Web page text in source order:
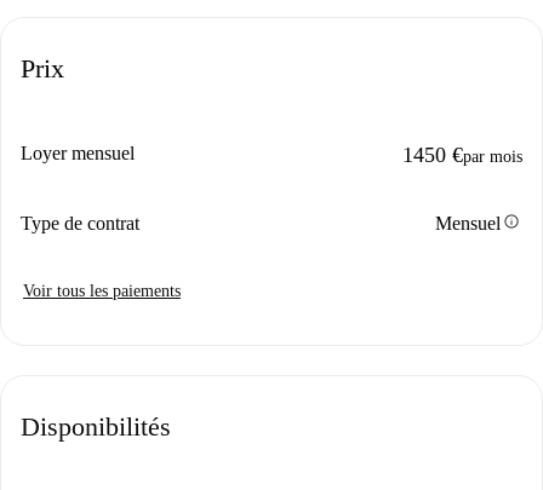
Prix
Loyer mensuel 1450 €par mois
Type de contrat Mensuel info
Voir tous les paiements
Disponibilités